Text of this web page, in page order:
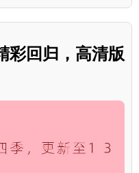
彩回归，高清版